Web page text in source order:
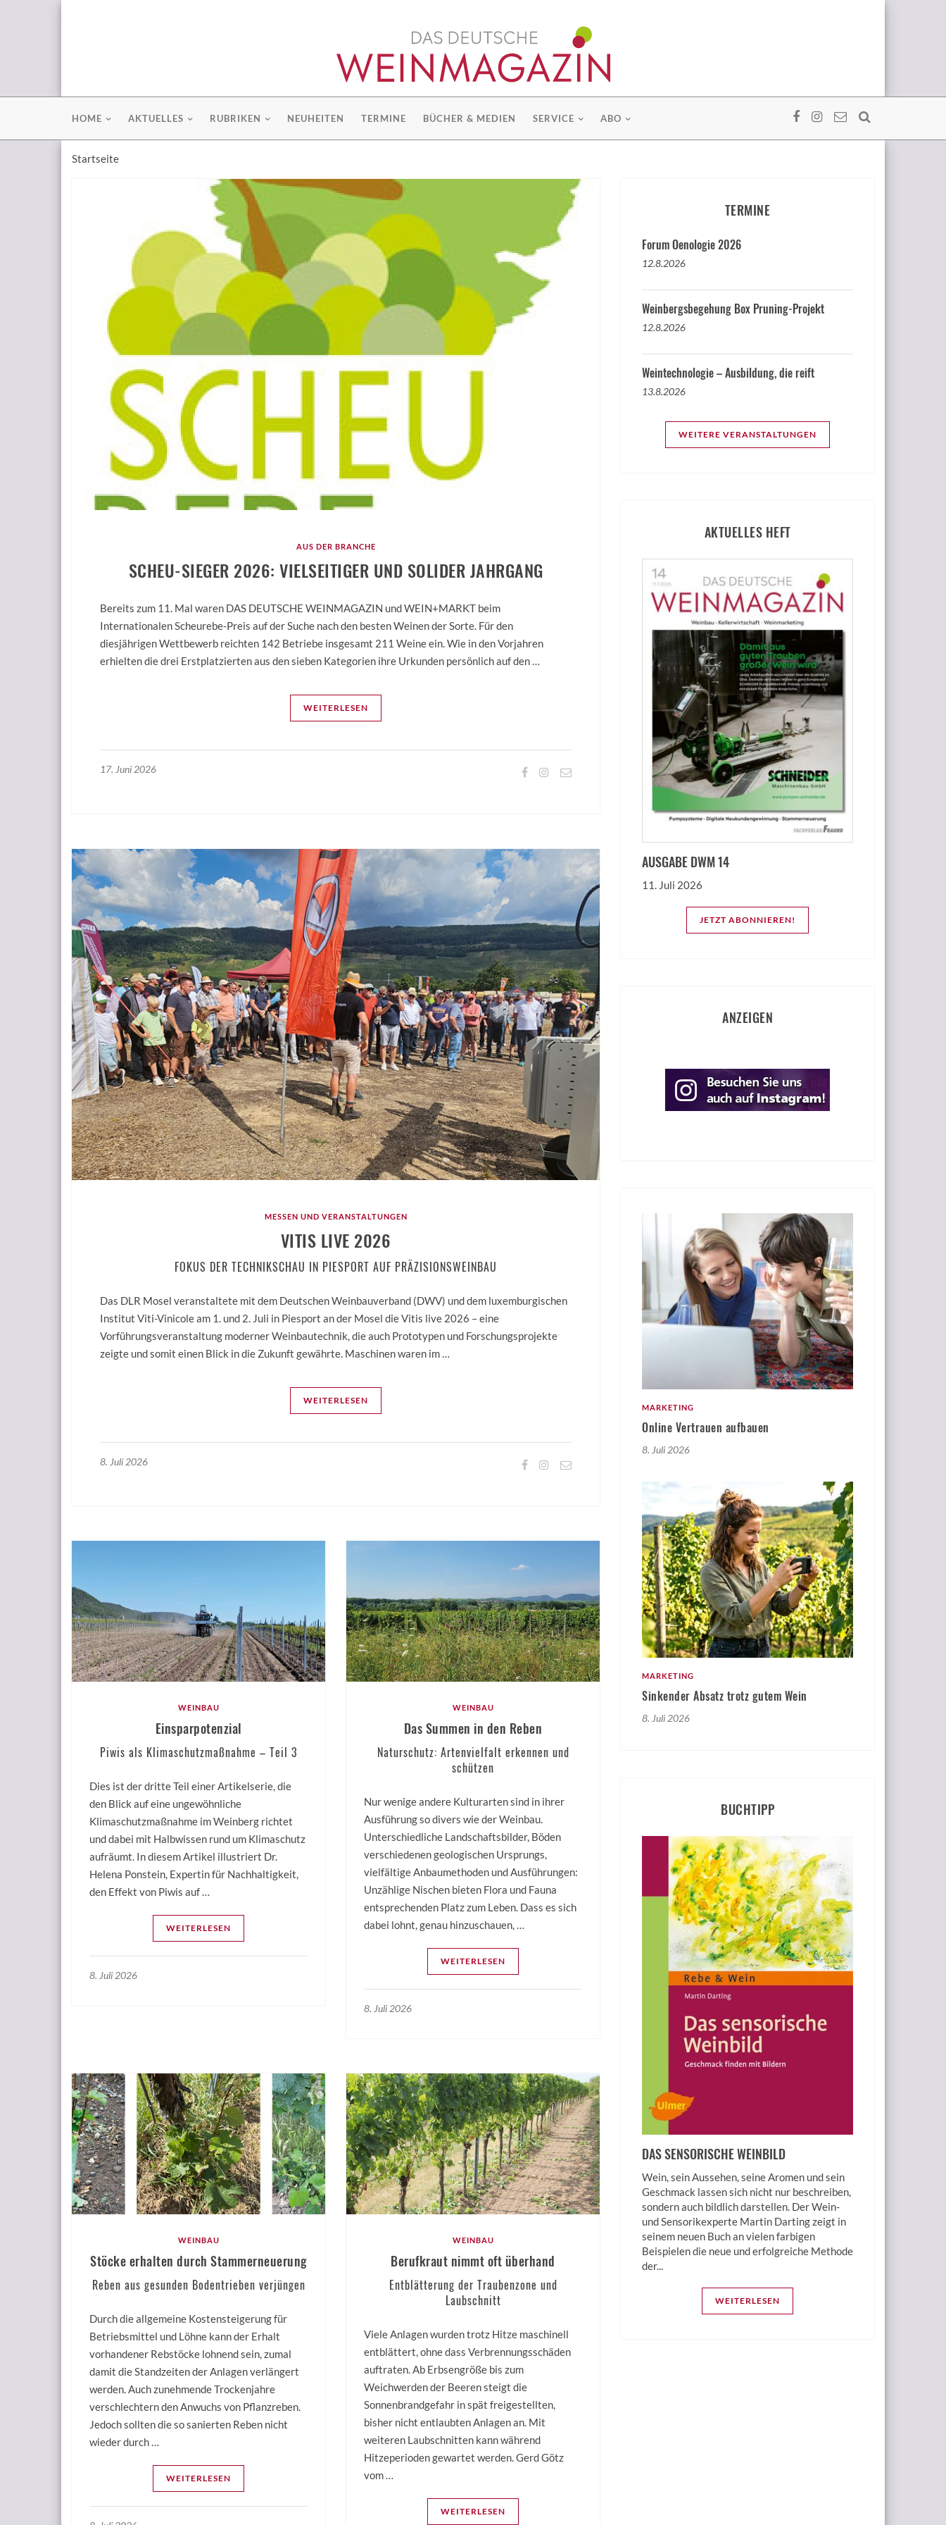
HOME AKTUELLES RUBRIKEN NEUHEITEN TERMINE BÜCHER & MEDIEN SERVICE ABO
Startseite
AUS DER BRANCHE
SCHEU-SIEGER 2026: VIELSEITIGER UND SOLIDER JAHRGANG
Bereits zum 11. Mal waren DAS DEUTSCHE WEINMAGAZIN und WEIN+MARKT beim
Internationalen Scheurebe-Preis auf der Suche nach den besten Weinen der Sorte. Für den
diesjährigen Wettbewerb reichten 142 Betriebe insgesamt 211 Weine ein. Wie in den Vorjahren
erhielten die drei Erstplatzierten aus den sieben Kategorien ihre Urkunden persönlich auf den …
WEITERLESEN
17. Juni 2026
MESSEN UND VERANSTALTUNGEN
VITIS LIVE 2026
FOKUS DER TECHNIKSCHAU IN PIESPORT AUF PRÄZISIONSWEINBAU
Das DLR Mosel veranstaltete mit dem Deutschen Weinbauverband (DWV) und dem luxemburgischen
Institut Viti-Vinicole am 1. und 2. Juli in Piesport an der Mosel die Vitis live 2026 – eine
Vorführungsveranstaltung moderner Weinbautechnik, die auch Prototypen und Forschungsprojekte
zeigte und somit einen Blick in die Zukunft gewährte. Maschinen waren im …
WEITERLESEN
8. Juli 2026
WEINBAU
Einsparpotenzial
Piwis als Klimaschutzmaßnahme – Teil 3
Dies ist der dritte Teil einer Artikelserie, die
den Blick auf eine ungewöhnliche
Klimaschutzmaßnahme im Weinberg richtet
und dabei mit Halbwissen rund um Klimaschutz
aufräumt. In diesem Artikel illustriert Dr.
Helena Ponstein, Expertin für Nachhaltigkeit,
den Effekt von Piwis auf …
WEITERLESEN
8. Juli 2026
WEINBAU
Das Summen in den Reben
Naturschutz: Artenvielfalt erkennen und
schützen
Nur wenige andere Kulturarten sind in ihrer
Ausführung so divers wie der Weinbau.
Unterschiedliche Landschaftsbilder, Böden
verschiedenen geologischen Ursprungs,
vielfältige Anbaumethoden und Ausführungen:
Unzählige Nischen bieten Flora und Fauna
entsprechenden Platz zum Leben. Dass es sich
dabei lohnt, genau hinzuschauen, …
WEITERLESEN
8. Juli 2026
WEINBAU
Stöcke erhalten durch Stammerneuerung
Reben aus gesunden Bodentrieben verjüngen
Durch die allgemeine Kostensteigerung für
Betriebsmittel und Löhne kann der Erhalt
vorhandener Rebstöcke lohnend sein, zumal
damit die Standzeiten der Anlagen verlängert
werden. Auch zunehmende Trockenjahre
verschlechtern den Anwuchs von Pflanzreben.
Jedoch sollten die so sanierten Reben nicht
wieder durch …
WEITERLESEN
WEINBAU
Berufkraut nimmt oft überhand
Entblätterung der Traubenzone und
Laubschnitt
Viele Anlagen wurden trotz Hitze maschinell
entblättert, ohne dass Verbrennungsschäden
auftraten. Ab Erbsengröße bis zum
Weichwerden der Beeren steigt die
Sonnenbrandgefahr in spät freigestellten,
bisher nicht entlaubten Anlagen an. Mit
weiteren Laubschnitten kann während
Hitzeperioden gewartet werden. Gerd Götz
vom …
WEITERLESEN
TERMINE
Forum Oenologie 2026
12.8.2026
Weinbergsbegehung Box Pruning-Projekt
12.8.2026
Weintechnologie – Ausbildung, die reift
13.8.2026
WEITERE VERANSTALTUNGEN
AKTUELLES HEFT
AUSGABE DWM 14
11. Juli 2026
JETZT ABONNIEREN!
ANZEIGEN
MARKETING
Online Vertrauen aufbauen
8. Juli 2026
MARKETING
Sinkender Absatz trotz gutem Wein
8. Juli 2026
BUCHTIPP
DAS SENSORISCHE WEINBILD
Wein, sein Aussehen, seine Aromen und sein
Geschmack lassen sich nicht nur beschreiben,
sondern auch bildlich darstellen. Der Wein-
und Sensorikexperte Martin Darting zeigt in
seinem neuen Buch an vielen farbigen
Beispielen die neue und erfolgreiche Methode
der...
WEITERLESEN